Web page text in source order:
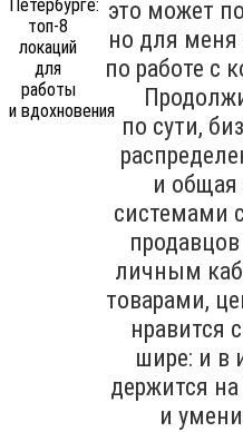
это может
но для меня
по работе с
по сути,
и
системами
личным
товарами,
нравится
шире: и в
держится
и